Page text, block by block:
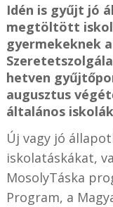
Idén is gyűjt jó
megtöltött
gyermekeknek
hetven
augusztus
általános
Új vagy jó
iskolatáskákat,
MosolyTáska
Program, a